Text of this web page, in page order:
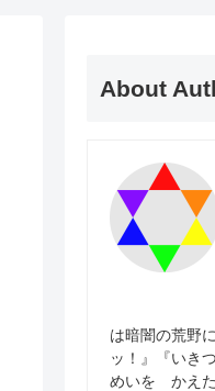
About
は暗闇の荒野
ッ！』『い
めいを かえ